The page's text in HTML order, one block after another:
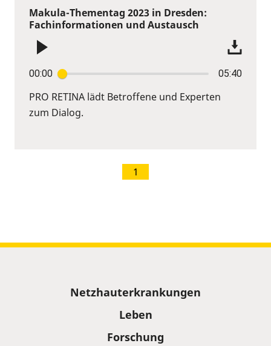
Makula-Thementag 2023 in Dresden:
Fachinformationen und Austausch
00:00 05:40
PRO RETINA lädt Betroffene und Experten
zum Dialog.
1
Netzhauterkrankungen
Leben
Forschung